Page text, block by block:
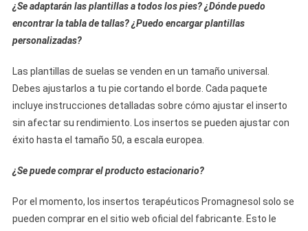
¿Se adaptarán las plantillas a todos los pies? ¿Dónde puedo
encontrar la tabla de tallas? ¿Puedo encargar plantillas
personalizadas?
Las plantillas de suelas se venden en un tamaño universal.
Debes ajustarlos a tu pie cortando el borde. Cada paquete
incluye instrucciones detalladas sobre cómo ajustar el inserto
sin afectar su rendimiento. Los insertos se pueden ajustar con
éxito hasta el tamaño 50, a escala europea.
¿Se puede comprar el producto estacionario?
Por el momento, los insertos terapéuticos Promagnesol solo se
pueden comprar en el sitio web oficial del fabricante. Esto le